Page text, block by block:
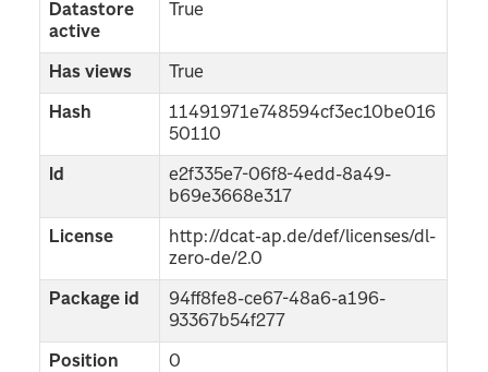
Datastore
active
True
Has views True
Hash
11491971e748594cf3ec10be016
50110
Id
e2f335e7-06f8-4edd-8a49-
b69e3668e317
License
http://dcat-ap.de/def/licenses/dl-
zero-de/2.0
Package id
94ff8fe8-ce67-48a6-a196-
93367b54f277
Position 0